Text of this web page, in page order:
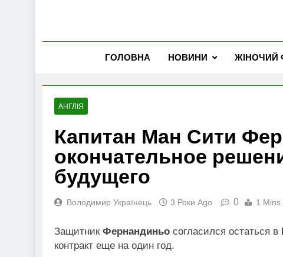
ГОЛОВНА НОВИНИ ЖІНОЧИЙ
АНГЛІЯ
Капитан Ман Сити
окончательное
будущего
Володимир Українець 3 Роки Ago 0 1 Mins
Защитник Фернандиньо согласился остаться в
контракт еще на один год.